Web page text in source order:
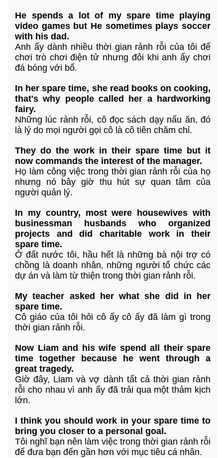
He spends a lot of my spare time playing
video games but He sometimes plays soccer
with his dad.
Anh ấy dành nhiều thời gian rảnh rỗi của tôi để
chơi trò chơi điện tử nhưng đôi khi anh ấy chơi
đá bóng với bố.
In her spare time, she read books on cooking,
that's why people called her a hardworking
fairy.
Những lúc rảnh rỗi, cô đọc sách dạy nấu ăn, đó
là lý do mọi người gọi cô là cô tiên chăm chỉ.
They do the work in their spare time but it
now commands the interest of the manager.
Họ làm công việc trong thời gian rảnh rỗi của họ
nhưng nó bây giờ thu hút sự quan tâm của
người quản lý.
In my country, most were housewives with
businessman husbands who organized
projects and did charitable work in their
spare time.
Ở đất nước tôi, hầu hết là những bà nội trợ có
chồng là doanh nhân, những người tổ chức các
dự án và làm từ thiện trong thời gian rảnh rỗi.
My teacher asked her what she did in her
spare time.
Cô giáo của tôi hỏi cô ấy cô ấy đã làm gì trong
thời gian rảnh rỗi.
Now Liam and his wife spend all their spare
time together because he went through a
great tragedy.
Giờ đây, Liam và vợ dành tất cả thời gian rảnh
rỗi cho nhau vì anh ấy đã trải qua một thảm kịch
lớn.
I think you should work in your spare time to
bring you closer to a personal goal.
Tôi nghĩ bạn nên làm việc trong thời gian rảnh rỗi
để đưa bạn đến gần hơn với mục tiêu cá nhân.